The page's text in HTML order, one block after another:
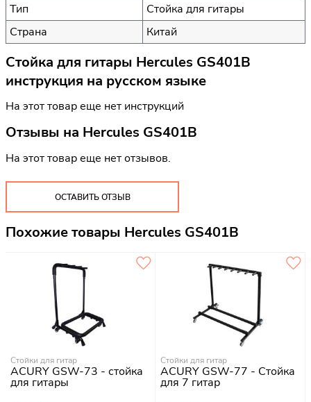
Тип
Стойка для гитары
Страна
Китай
Стойка для гитары Hercules GS401B
инструкция на русском языке
На этот товар еще нет инструкций
Отзывы на Hercules GS401B
На этот товар еще нет отзывов.
ОСТАВИТЬ ОТЗЫВ
Похожие товары Hercules GS401B
Стойки для гитар
ACURY GSW-73 - стойка
для гитары
Стойки для гитар
ACURY GSW-77 - Стойка
для 7 гитар